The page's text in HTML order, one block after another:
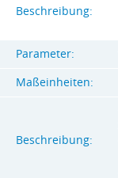
Beschreibung:
Parameter:
Maßeinheiten:
Beschreibung: